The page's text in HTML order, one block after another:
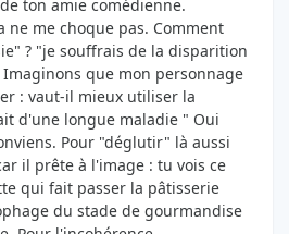
ton amie comédienne.
ne me choque pas. Comment
? "je souffrais de la disparition
que mon personnage
: vaut-il mieux utiliser la
d'une longue maladie " Oui
Pour "déglutir" là aussi
il prête à l'image : tu vois ce
qui fait passer la pâtisserie
du stade de gourmandise